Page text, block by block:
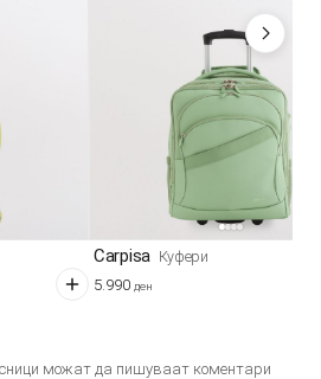
Carpisa Куфери
5.990 ден
можат да пишуваат коментари